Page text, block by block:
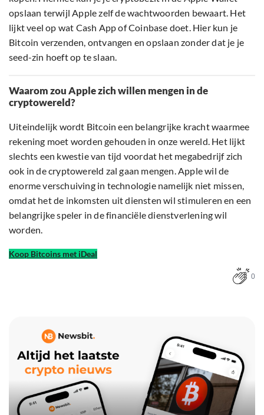
opslaan terwijl Apple zelf de wachtwoorden bewaart. Het
lijkt veel op wat Cash App of Coinbase doet. Hier kun je
Bitcoin verzenden, ontvangen en opslaan zonder dat je je
seed-zin hoeft op te slaan.
Waarom zou Apple zich willen mengen in de
cryptowereld?
Uiteindelijk wordt Bitcoin een belangrijke kracht waarmee
rekening moet worden gehouden in onze wereld. Het lijkt
slechts een kwestie van tijd voordat het megabedrijf zich
ook in de cryptowereld zal gaan mengen. Apple wil de
enorme verschuiving in technologie namelijk niet missen,
omdat het de inkomsten uit diensten wil stimuleren en een
belangrijke speler in de financiële dienstverlening wil
worden.
Koop Bitcoins met iDeal
0